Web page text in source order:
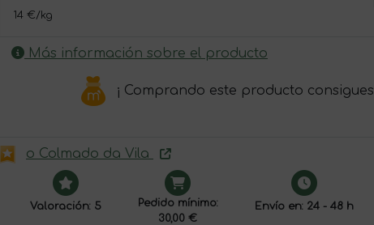
14 €/kg
Más información sobre el producto
¡ Comprando este producto consigues
o Colmado da Vila
Valoración: 5
Pedido mínimo:
30,00 €
Envío en: 24 - 48 h